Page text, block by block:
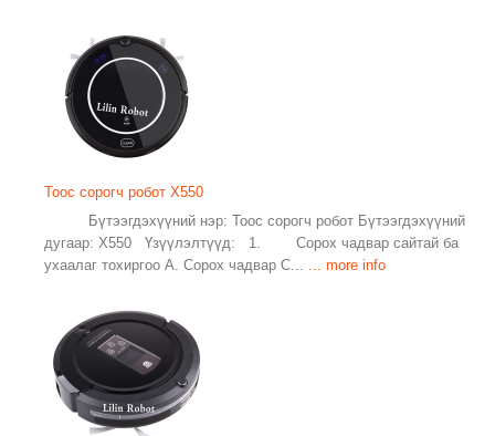
Тоос сорогч робот X550
Бүтээгдэхүүний нэр: Тоос сорогч робот Бүтээгдэхүүний
дугаар: X550 Үзүүлэлтүүд: 1. Сорох чадвар сайтай ба
ухаалаг тохиргоо А. Сорох чадвар С...
... more info